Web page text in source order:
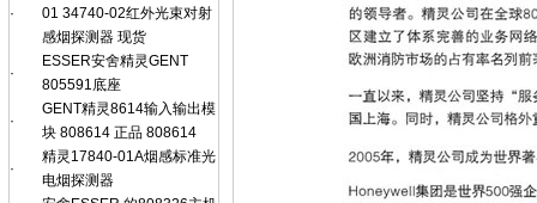
·
01 34740-02红外光束对射
感烟探测器 现货
·
ESSER安舍精灵GENT
805591底座
·
GENT精灵8614输入输出模
块 808614 正品 808614
·
精灵17840-01A烟感标准光
电烟探测器